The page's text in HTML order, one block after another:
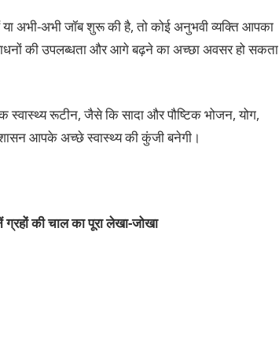
अभी-अभी जॉब शुरू की है, तो कोई अनुभवी व्यक्ति आपका
की उपलब्धता और आगे बढ़ने का अच्छा अवसर हो सकता
रूटीन, जैसे कि सादा और पौष्टिक भोजन, योग,
आपके अच्छे स्वास्थ्य की कुंजी बनेगी।
की चाल का पूरालेखा-जोखा